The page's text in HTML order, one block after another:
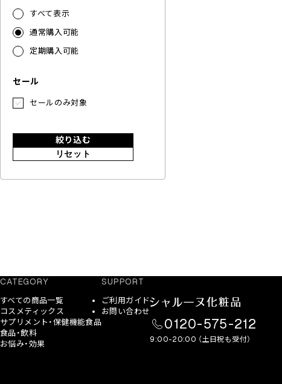
すべて表示
通常購入可能
定期購入可能
セール
セールのみ対象
絞り込む
リセット
CATEGORY
すべての商品一覧
コスメティックス
サプリメント・保健機能食品
食品・飲料
お悩み・効果
SUPPORT
ご利用ガイド
お問い合わせ
0120-575-212
9:00-20:00 （土日祝も受付）